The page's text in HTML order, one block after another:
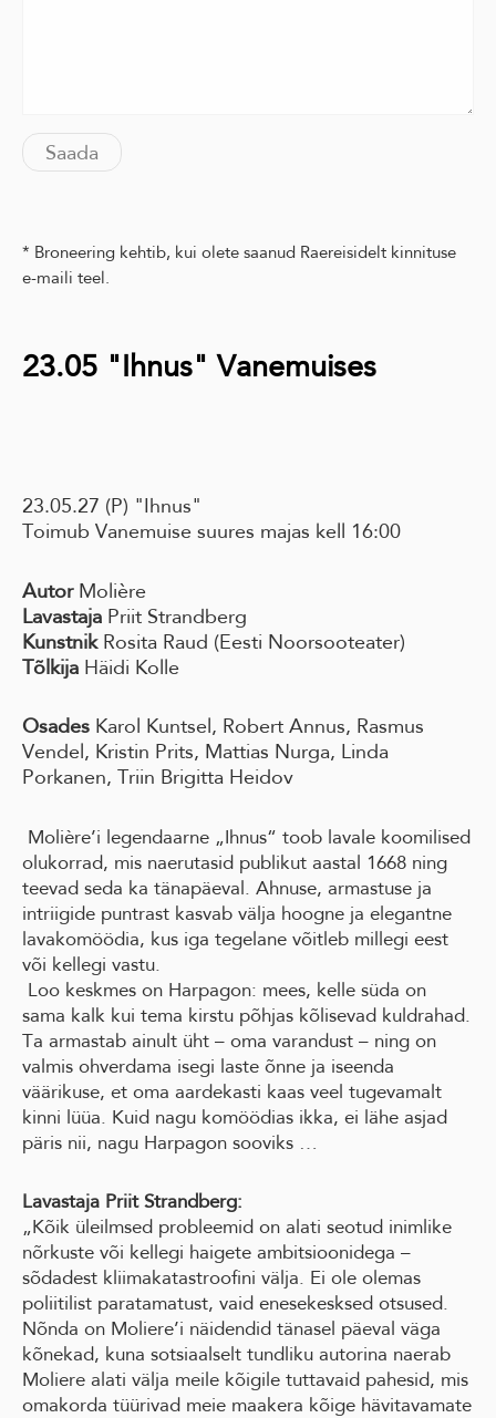
* Broneering kehtib, kui olete saanud Raereisidelt kinnituse
e-maili teel.
23.05 "Ihnus" Vanemuises
23.05.27 (P) "Ihnus"
Toimub Vanemuise suures majas kell 16:00
Autor Molière
Lavastaja Priit Strandberg
Kunstnik Rosita Raud (Eesti Noorsooteater)
Tõlkija Häidi Kolle
Osades Karol Kuntsel, Robert Annus, Rasmus
Vendel, Kristin Prits, Mattias Nurga, Linda
Porkanen, Triin Brigitta Heidov
Molière’i legendaarne „Ihnus“ toob lavale koomilised
olukorrad, mis naerutasid publikut aastal 1668 ning
teevad seda ka tänapäeval. Ahnuse, armastuse ja
intriigide puntrast kasvab välja hoogne ja elegantne
lavakomöödia, kus iga tegelane võitleb millegi eest
või kellegi vastu.
Loo keskmes on Harpagon: mees, kelle süda on
sama kalk kui tema kirstu põhjas kõlisevad kuldrahad.
Ta armastab ainult üht – oma varandust – ning on
valmis ohverdama isegi laste õnne ja iseenda
väärikuse, et oma aardekasti kaas veel tugevamalt
kinni lüüa. Kuid nagu komöödias ikka, ei lähe asjad
päris nii, nagu Harpagon sooviks …
Lavastaja Priit Strandberg:
„Kõik üleilmsed probleemid on alati seotud inimlike
nõrkuste või kellegi haigete ambitsioonidega –
sõdadest kliimakatastroofini välja. Ei ole olemas
poliitilist paratamatust, vaid enesekesksed otsused.
Nõnda on Moliere’i näidendid tänasel päeval väga
kõnekad, kuna sotsiaalselt tundliku autorina naerab
Moliere alati välja meile kõigile tuttavaid pahesid, mis
omakorda tüürivad meie maakera kõige hävitavamate